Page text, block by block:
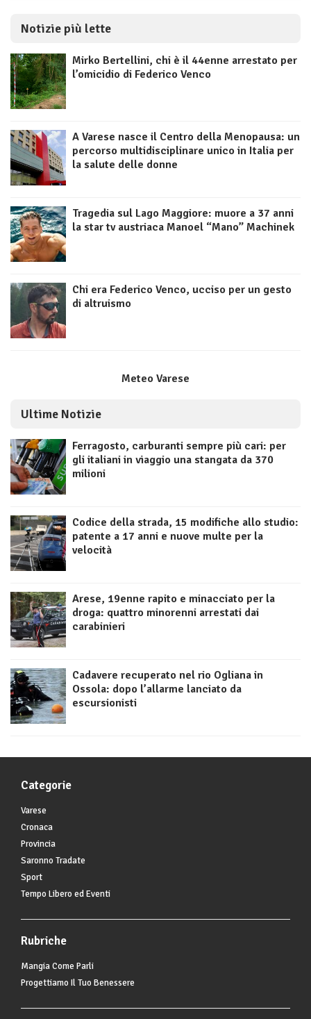
Notizie più lette
Mirko Bertellini, chi è il 44enne arrestato per
l’omicidio di Federico Venco
A Varese nasce il Centro della Menopausa: un
percorso multidisciplinare unico in Italia per
la salute delle donne
Tragedia sul Lago Maggiore: muore a 37 anni
la star tv austriaca Manoel “Mano” Machinek
Chi era Federico Venco, ucciso per un gesto
di altruismo
Meteo Varese
Ultime Notizie
Ferragosto, carburanti sempre più cari: per
gli italiani in viaggio una stangata da 370
milioni
Codice della strada, 15 modifiche allo studio:
patente a 17 anni e nuove multe per la
velocità
Arese, 19enne rapito e minacciato per la
droga: quattro minorenni arrestati dai
carabinieri
Cadavere recuperato nel rio Ogliana in
Ossola: dopo l’allarme lanciato da
escursionisti
Categorie
Varese
Cronaca
Provincia
Saronno Tradate
Sport
Tempo Libero ed Eventi
Rubriche
Mangia Come Parli
Progettiamo Il Tuo Benessere